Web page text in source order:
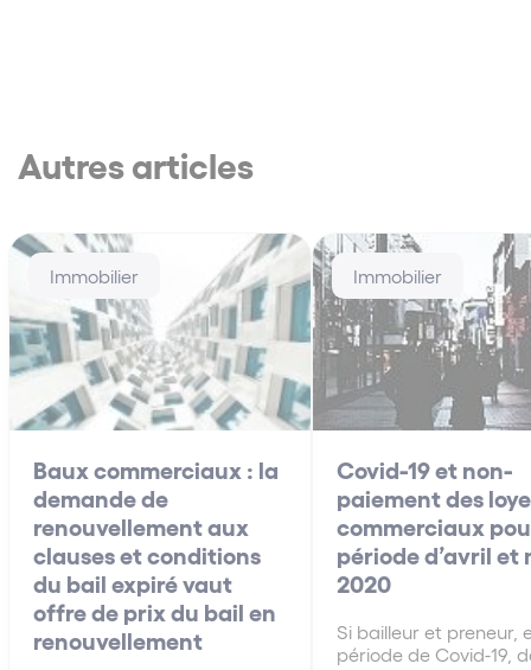
Autres articles
Immobilier
Baux commerciaux : la
demande de
renouvellement aux
clauses et conditions
du bail expiré vaut
offre de prix du bail en
renouvellement
Immobilier
Covid-19 et non-
paiement des
commerciaux
période d’avril et
2020
Si bailleur et preneur,
période de Covid-19,